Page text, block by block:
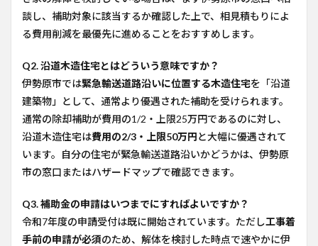
談し、補助対象に該当するか確認した上で、相見積もりによ
る費用削減を最優先に進めることをおすすめします。
Q2. 沿道木造住宅とはどういう意味ですか？
伊勢原市では緊急輸送道路沿いに位置する木造住宅を「沿道
建築物」として、通常より優遇された補助を受けられます。
通常の除却補助が費用の1/2・上限25万円であるのに対し、
沿道木造住宅は費用の2/3・上限50万円と大幅に優遇されて
います。自分の住宅が緊急輸送道路沿いかどうかは、伊勢原
市の窓口またはハザードマップで確認できます。
Q3. 補助金の申請はいつまでにすればよいですか？
令和7年度の申請受付は既に開始されています。ただし工事着
手前の申請が必須のため、解体を検討した時点で速やかに伊